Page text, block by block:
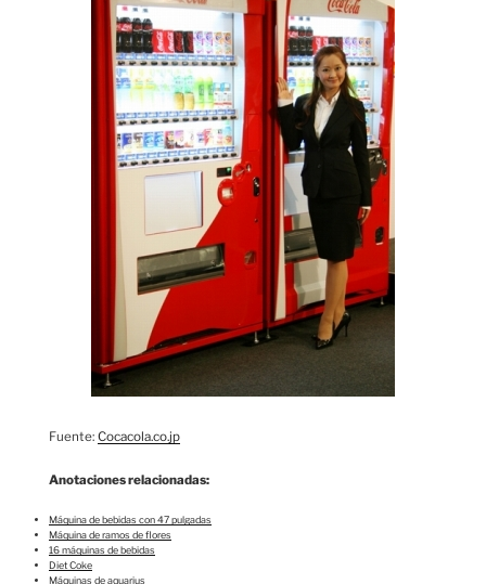
Fuente: Cocacola.co.jp
Anotaciones relacionadas:
Máquina de bebidas con 47 pulgadas
Máquina de ramos de flores
16 máquinas de bebidas
Diet Coke
Máquinas de aquarius